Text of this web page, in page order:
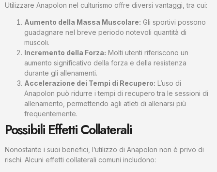
Utilizzare Anapolon nel culturismo offre diversi vantaggi, tra cui:
Aumento della Massa Muscolare: Gli sportivi possono
guadagnare nel breve periodo notevoli quantità di
muscoli.
Incremento della Forza: Molti utenti riferiscono un
aumento significativo della forza e della resistenza
durante gli allenamenti.
Accelerazione dei Tempi di Recupero: L’uso di
Anapolon può ridurre i tempi di recupero tra le sessioni di
allenamento, permettendo agli atleti di allenarsi più
frequentemente.
Possibili Effetti Collaterali
Nonostante i suoi benefici, l’utilizzo di Anapolon non è privo di
rischi. Alcuni effetti collaterali comuni includono: